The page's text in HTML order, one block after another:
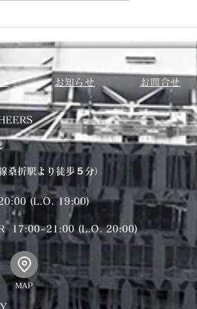
お知らせ お問合せ
折駅より徒歩５分）
(L.O. 19:00)
17:00~21:00 (L.O. 20:00)
​MAP